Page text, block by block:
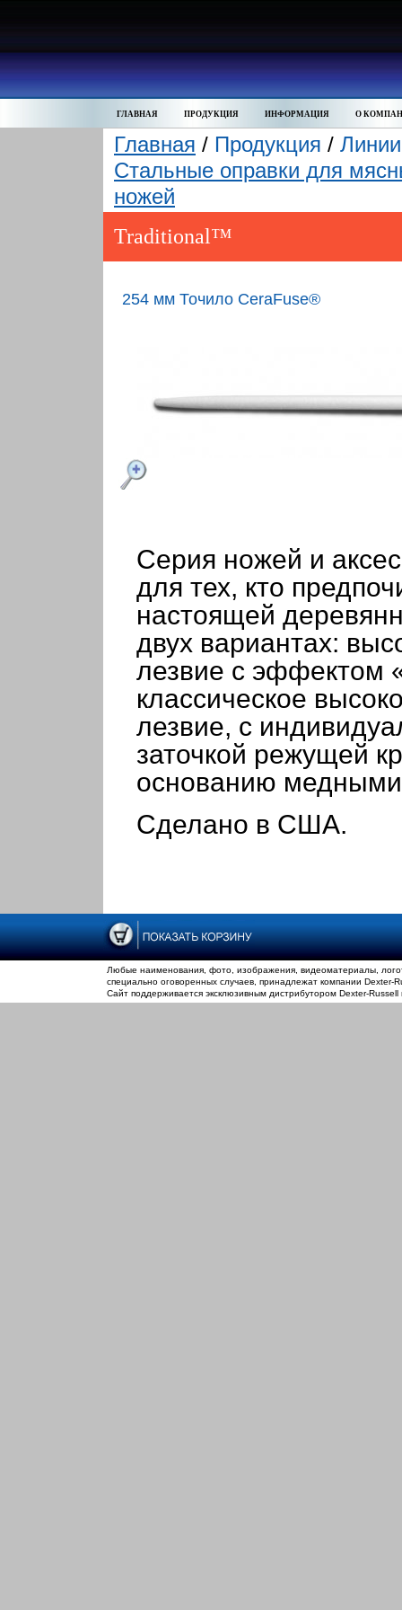
ГЛАВНАЯ ПРОДУКЦИЯ ИНФОРМАЦИЯ О
Главная / Продукция /
Стальные оправки для
ножей
Traditional™
254 мм Точило CeraFuse®
Серия ножей и
для тех, кто
настоящей
двух вариантах:
лезвие с эффектом
классическое
лезвие, с
заточкой режущей
основанию
Сделано в США.
Любые наименования, фото, изображения, видеоматериалы,
специально оговоренных случаев, принадлежат компании Dexter-
Сайт поддерживается эксклюзивным дистрибутором Dexter-Russell